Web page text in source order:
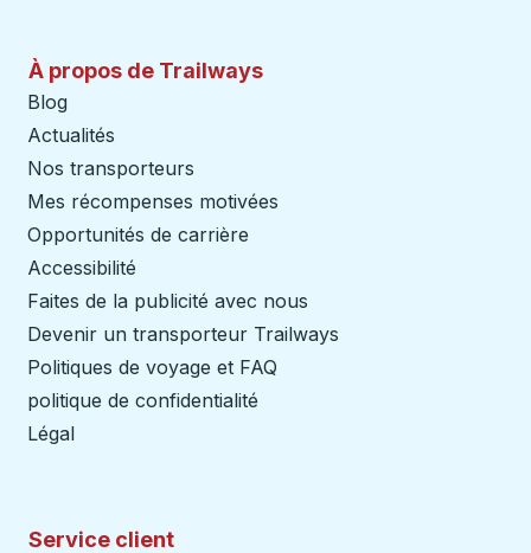
À propos de Trailways
Blog
Actualités
Nos transporteurs
Mes récompenses motivées
Opportunités de carrière
Accessibilité
Faites de la publicité avec nous
Devenir un transporteur Trailways
Politiques de voyage et FAQ
politique de confidentialité
Légal
Service client